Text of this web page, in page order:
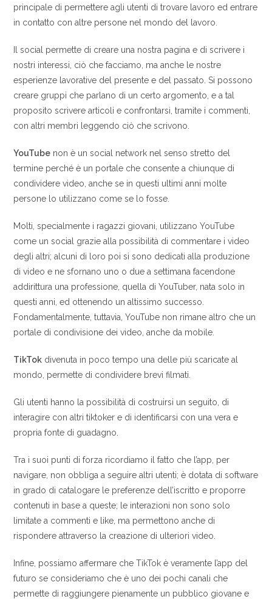
principale di permettere agli utenti di trovare lavoro ed entrare
in contatto con altre persone nel mondo del lavoro.
Il social permette di creare una nostra pagina e di scrivere i
nostri interessi, ciò che facciamo, ma anche le nostre
esperienze lavorative del presente e del passato. Si possono
creare gruppi che parlano di un certo argomento, e a tal
proposito scrivere articoli e confrontarsi, tramite i commenti,
con altri membri leggendo ciò che scrivono.
YouTube non è un social network nel senso stretto del
termine perché è un portale che consente a chiunque di
condividere video, anche se in questi ultimi anni molte
persone lo utilizzano come se lo fosse.
Molti, specialmente i ragazzi giovani, utilizzano YouTube
come un social grazie alla possibilità di commentare i video
degli altri; alcuni di loro poi si sono dedicati alla produzione
di video e ne sfornano uno o due a settimana facendone
addirittura una professione, quella di YouTuber, nata solo in
questi anni, ed ottenendo un altissimo successo.
Fondamentalmente, tuttavia, YouTube non rimane altro che un
portale di condivisione dei video, anche da mobile.
TikTok divenuta in poco tempo una delle più scaricate al
mondo, permette di condividere brevi filmati.
Gli utenti hanno la possibilità di costruirsi un seguito, di
interagire con altri tiktoker e di identificarsi con una vera e
propria fonte di guadagno.
Tra i suoi punti di forza ricordiamo il fatto che l’app, per
navigare, non obbliga a seguire altri utenti; è dotata di software
in grado di catalogare le preferenze dell’iscritto e proporre
contenuti in base a queste; le interazioni non sono solo
limitate a commenti e like, ma permettono anche di
rispondere attraverso la creazione di ulteriori video.
Infine, possiamo affermare che TikTok è veramente l’app del
futuro se consideriamo che è uno dei pochi canali che
permette di raggiungere pienamente un pubblico giovane e